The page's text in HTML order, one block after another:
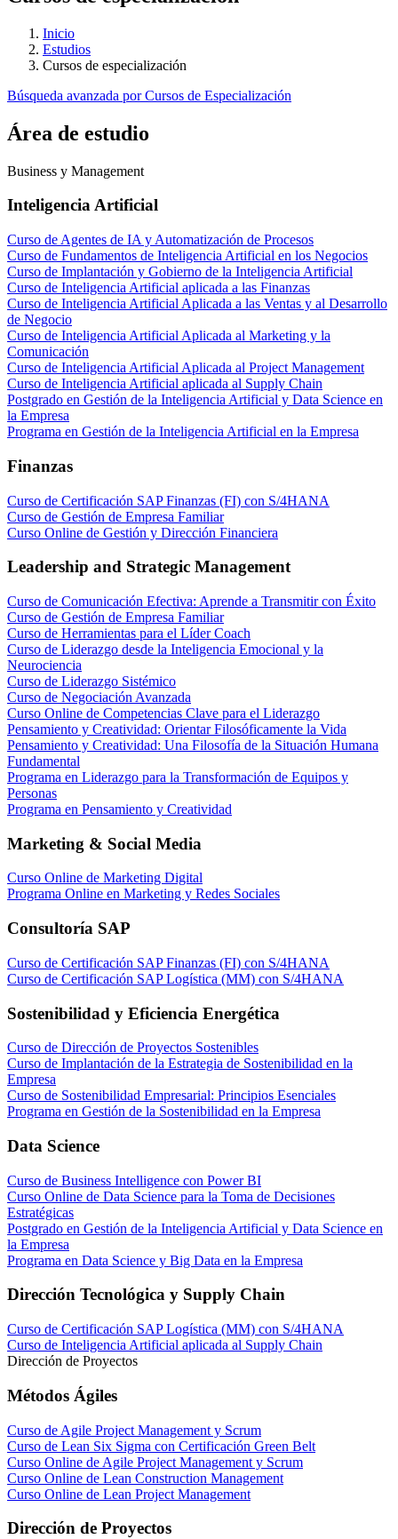
Inicio
Estudios
Cursos de especialización
Búsqueda avanzada por Cursos de Especialización
Área de estudio
Business y Management
Inteligencia Artificial
Curso de Agentes de IA y Automatización de Procesos
Curso de Fundamentos de Inteligencia Artificial en los Negocios
Curso de Implantación y Gobierno de la Inteligencia Artificial
Curso de Inteligencia Artificial aplicada a las Finanzas
Curso de Inteligencia Artificial Aplicada a las Ventas y al Desarrollo
de Negocio
Curso de Inteligencia Artificial Aplicada al Marketing y la
Comunicación
Curso de Inteligencia Artificial Aplicada al Project Management
Curso de Inteligencia Artificial aplicada al Supply Chain
Postgrado en Gestión de la Inteligencia Artificial y Data Science en
la Empresa
Programa en Gestión de la Inteligencia Artificial en la Empresa
Finanzas
Curso de Certificación SAP Finanzas (FI) con S/4HANA
Curso de Gestión de Empresa Familiar
Curso Online de Gestión y Dirección Financiera
Leadership and Strategic Management
Curso de Comunicación Efectiva: Aprende a Transmitir con Éxito
Curso de Gestión de Empresa Familiar
Curso de Herramientas para el Líder Coach
Curso de Liderazgo desde la Inteligencia Emocional y la
Neurociencia
Curso de Liderazgo Sistémico
Curso de Negociación Avanzada
Curso Online de Competencias Clave para el Liderazgo
Pensamiento y Creatividad: Orientar Filosóficamente la Vida
Pensamiento y Creatividad: Una Filosofía de la Situación Humana
Fundamental
Programa en Liderazgo para la Transformación de Equipos y
Personas
Programa en Pensamiento y Creatividad
Marketing & Social Media
Curso Online de Marketing Digital
Programa Online en Marketing y Redes Sociales
Consultoría SAP
Curso de Certificación SAP Finanzas (FI) con S/4HANA
Curso de Certificación SAP Logística (MM) con S/4HANA
Sostenibilidad y Eficiencia Energética
Curso de Dirección de Proyectos Sostenibles
Curso de Implantación de la Estrategia de Sostenibilidad en la
Empresa
Curso de Sostenibilidad Empresarial: Principios Esenciales
Programa en Gestión de la Sostenibilidad en la Empresa
Data Science
Curso de Business Intelligence con Power BI
Curso Online de Data Science para la Toma de Decisiones
Estratégicas
Postgrado en Gestión de la Inteligencia Artificial y Data Science en
la Empresa
Programa en Data Science y Big Data en la Empresa
Dirección Tecnológica y Supply Chain
Curso de Certificación SAP Logística (MM) con S/4HANA
Curso de Inteligencia Artificial aplicada al Supply Chain
Dirección de Proyectos
Métodos Ágiles
Curso de Agile Project Management y Scrum
Curso de Lean Six Sigma con Certificación Green Belt
Curso Online de Agile Project Management y Scrum
Curso Online de Lean Construction Management
Curso Online de Lean Project Management
Dirección de Proyectos